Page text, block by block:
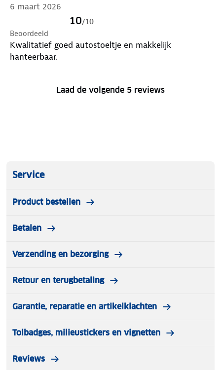
6 maart 2026
10/10
Beoordeeld
Kwalitatief goed autostoeltje en makkelijk
hanteerbaar.
Laad de volgende 5 reviews
Service
Product bestellen
Betalen
Verzending en bezorging
Retour en terugbetaling
Garantie, reparatie en artikelklachten
Tolbadges, milieustickers en vignetten
Reviews